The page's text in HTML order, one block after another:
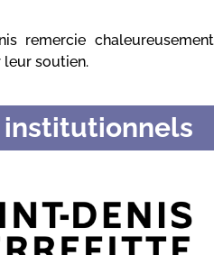
remercie chaleureusement
leur soutien.
institutionnels